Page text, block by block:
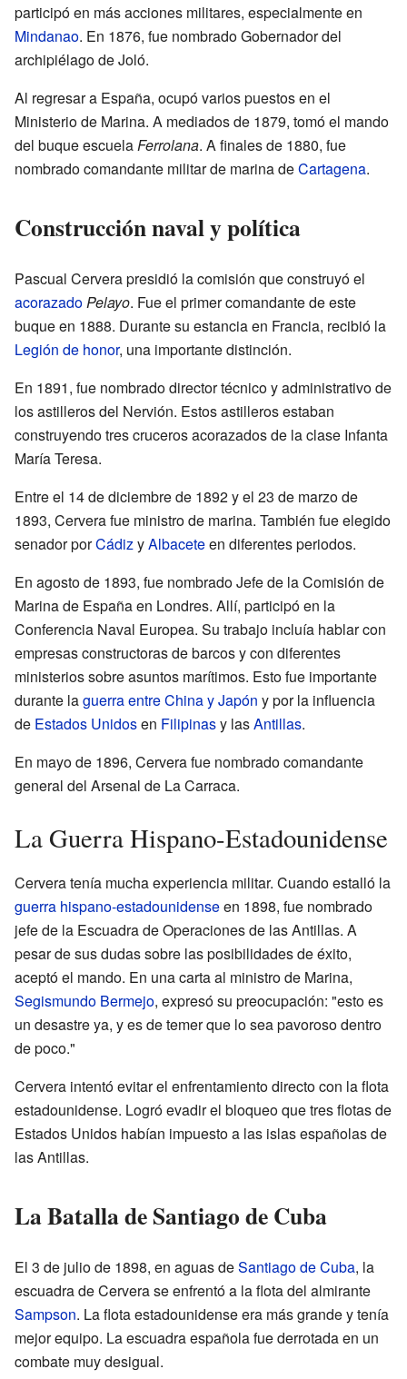
participó en más acciones militares, especialmente en
Mindanao. En 1876, fue nombrado Gobernador del
archipiélago de Joló.
Al regresar a España, ocupó varios puestos en el
Ministerio de Marina. A mediados de 1879, tomó el mando
del buque escuela Ferrolana. A finales de 1880, fue
nombrado comandante militar de marina deCartagena.
Construcción naval y política
Pascual Cervera presidió la comisión que construyó el
acorazado Pelayo. Fue el primer comandante de este
buque en 1888. Durante su estancia en Francia, recibió la
Legión de honor, una importante distinción.
En 1891, fue nombrado director técnico y administrativo de
los astilleros del Nervión. Estos astilleros estaban
construyendo tres cruceros acorazados de la clase Infanta
María Teresa.
Entre el 14 de diciembre de 1892 y el 23 de marzo de
1893, Cervera fue ministro de marina. También fue elegido
senador porCádiz yAlbaceteen diferentes periodos.
En agosto de 1893, fue nombrado Jefe de la Comisión de
Marina de España en Londres. Allí, participó en la
Conferencia Naval Europea. Su trabajo incluía hablar con
empresas constructoras de barcos y con diferentes
ministerios sobre asuntos marítimos. Esto fue importante
durante laguerra entre China y Japón y por la influencia
de Estados Unidosen Filipinasy lasAntillas.
En mayo de 1896, Cervera fue nombrado comandante
general del Arsenal de La Carraca.
La Guerra Hispano-Estadounidense
Cervera tenía mucha experiencia militar. Cuando estalló la
guerra hispano-estadounidenseen 1898, fue nombrado
jefe de la Escuadra de Operaciones de las Antillas. A
pesar de sus dudas sobre las posibilidades de éxito,
aceptó el mando. En una carta al ministro de Marina,
Segismundo Bermejo, expresó su preocupación: "esto es
un desastre ya, y es de temer que lo sea pavoroso dentro
de poco."
Cervera intentó evitar el enfrentamiento directo con la flota
estadounidense. Logró evadir el bloqueo que tres flotas de
Estados Unidos habían impuesto a las islas españolas de
las Antillas.
La Batalla de Santiago de Cuba
El 3 de julio de 1898, en aguas deSantiago de Cuba, la
escuadra de Cervera se enfrentó a la flota del almirante
Sampson. La flota estadounidense era más grande y tenía
mejor equipo. La escuadra española fue derrotada en un
combate muy desigual.